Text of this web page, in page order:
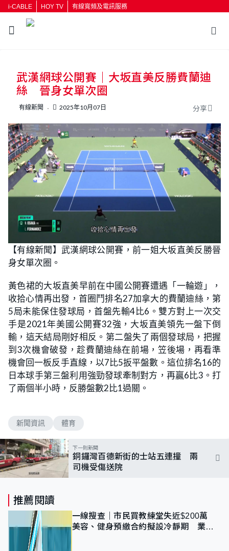
i-CABLE HOY TV 有線寬頻及電訊服務
按輸入鍵開始搜尋
武漢網球公開賽｜大坂直美反勝費蘭迪
絲 晉身女單次圈
有線新聞 2025年10月07日 分享
【有線新聞】武漢網球公開賽，前一姐大坂直美反勝晉
身女單次圈。
黃色裙的大坂直美早前在中國公開賽遭遇「一輪遊」，
收拾心情再出發，首圈鬥排名27加拿大的費蘭迪絲，第
5局未能保住發球局，首盤先輸4比6。雙方對上一次交
手是2021年美國公開賽32強，大坂直美領先一盤下倒
輸，這天結局剛好相反。第二盤失了兩個發球局，把握
到3次機會破發，趁費蘭迪絲在前場，笠後場，再看準
機會回一板反手直線，以7比5扳平盤數。這位排名16的
日本球手第三盤利用強勁發球牽制對方，再贏6比3。打
了兩個半小時，反勝盤數2比1過關。
新聞資訊 體育
下一則新聞
銅鑼灣百德新街的士站五連撞 兩
司機受傷送院
推薦閱讀
一線搜查｜市民買教練堂失近$200萬
美容、健身預繳合約擬設冷靜期 業界